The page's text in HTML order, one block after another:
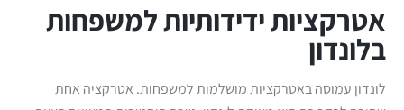
אטרקציות ידידותיות למשפחות
בלונדון
לונדון עמוסה באטרקציות מושלמות למשפחות. אטרקציה אחת